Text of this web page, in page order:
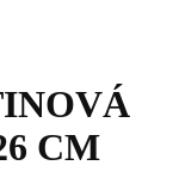
CM